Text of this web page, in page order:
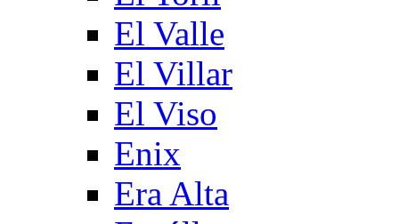
El Valle
El Villar
El Viso
Enix
Era Alta